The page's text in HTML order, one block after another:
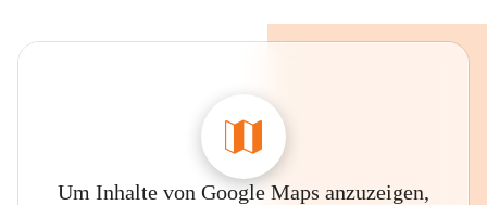
Um Inhalte von Google Maps anzuzeigen,